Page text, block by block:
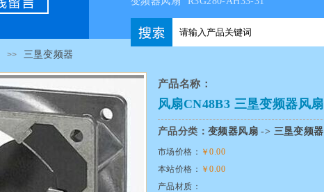
>> 三垦变频器
产品名称：
风扇CN48B3 三垦变频器风扇
产品分类： 变频器风扇 -> 三垦变频器
市场价格： ￥0.00
本站价格： ￥0.00
产品材质：